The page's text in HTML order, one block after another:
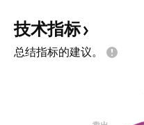
它去，减仓推保护。
技术指标
总结指标的建议。